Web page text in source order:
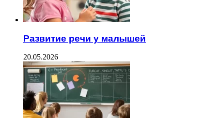
Развитие речи у малышей
20.05.2026